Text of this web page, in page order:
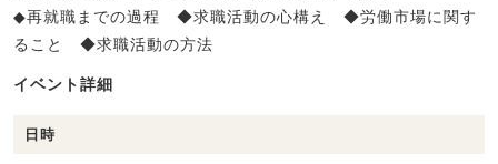
◆再就職までの過程 ◆求職活動の心構え ◆労働市場に関す
ること ◆求職活動の方法
イベント詳細
日時